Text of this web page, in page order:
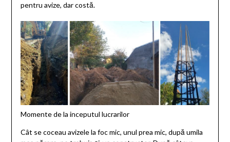
pentru avize, dar costă.
Momente de la inceputul lucrarilor
Cât se coceau avizele la foc mic, unul prea mic, după umila